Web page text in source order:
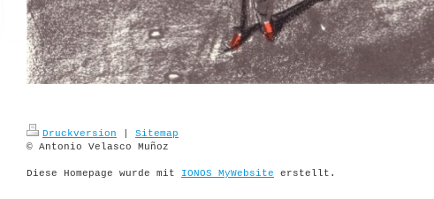
Druckversion
Sitemap
© Antonio Velasco Muñoz
Diese Homepage wurde mit IONOS MyWebsite erstellt.